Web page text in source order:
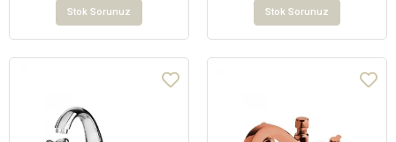
Stok Sorunuz Stok Sorunuz